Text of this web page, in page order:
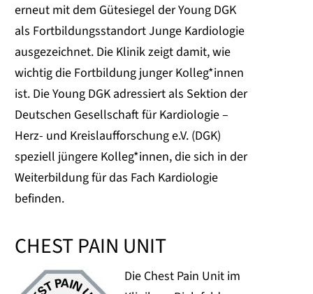
erneut mit dem Gütesiegel der Young DGK
als Fortbildungsstandort Junge Kardiologie
ausgezeichnet. Die Klinik zeigt damit, wie
wichtig die Fortbildung junger Kolleg*innen
ist. Die Young DGK adressiert als Sektion der
Deutschen Gesellschaft für Kardiologie –
Herz- und Kreislaufforschung e.V. (DGK)
speziell jüngere Kolleg*innen, die sich in der
Weiterbildung für das Fach Kardiologie
befinden.
CHEST PAIN UNIT
Die Chest Pain Unit im